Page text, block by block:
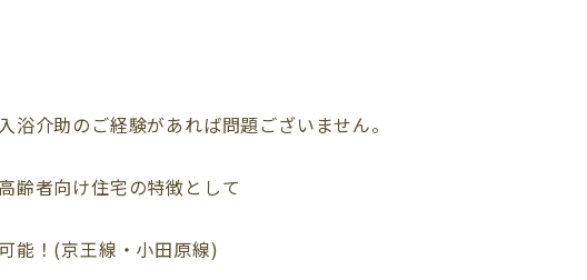
浴介助のご経験があれば問題ございません。
齢者向け住宅の特徴として
能！(京王線・小田原線)